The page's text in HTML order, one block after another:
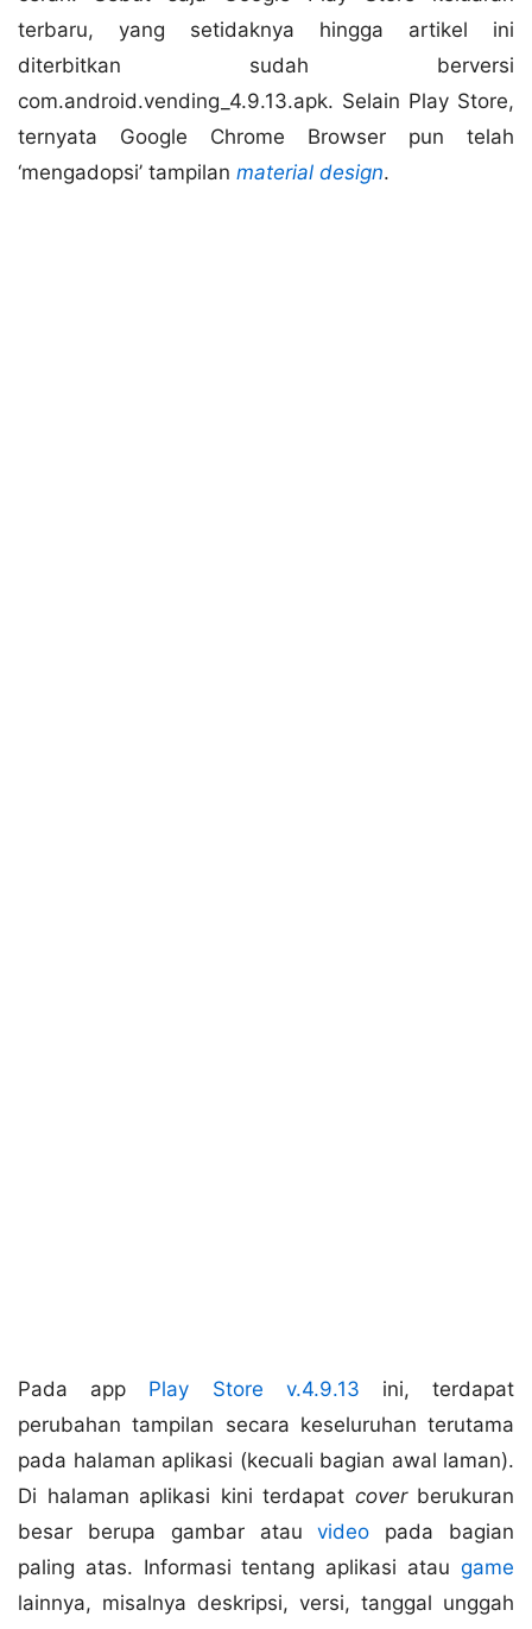
terbaru, yang setidaknya hingga artikel ini
diterbitkan sudah berversi
com.android.vending_4.9.13.apk. Selain Play Store,
ternyata Google Chrome Browser pun telah
‘mengadopsi’ tampilan material design.
Pada app Play Store v.4.9.13 ini, terdapat
perubahan tampilan secara keseluruhan terutama
pada halaman aplikasi (kecuali bagian awal laman).
Di halaman aplikasi kini terdapat coverberukuran
besar berupa gambar atauvideo pada bagian
paling atas. Informasi tentang aplikasi atau game
lainnya, misalnya deskripsi, versi, tanggal unggah